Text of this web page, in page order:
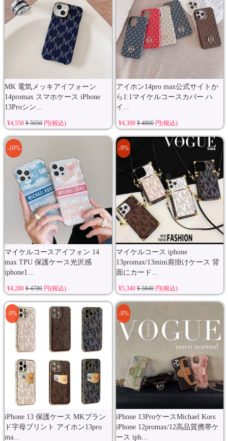
MK 電気メッキアイフォーン
14promax スマホケース iPhone
13Proシン...
¥4,550 ¥ 5050円(税込)
アイホン14pro max公式サイトか
ら1:1マイケルコースカバー ハ
イ...
¥4,300¥ 4800円(税込)
マイケルコースアイフォン 14
max TPU 保護ケース光沢感
iphone1...
-10%
¥4,280 ¥ 4780円(税込)
マイケルコース iphone
13promax/13mini肩掛けケース 背
面にカード...
-9%
¥5,340¥ 5840円(税込)
iPhone 13 保護ケース MKブラン
ド字母プリント アイホン13pro
ma...
-9%
iPhone 13ProケースMichael Kors
iPhone 12promax/12高品質携帯ケ
ース iph...
-9%